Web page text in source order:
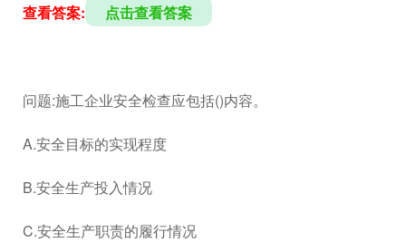
查看答案: 点击查看答案
问题:施工企业安全检查应包括()内容。
A.安全目标的实现程度
B.安全生产投入情况
C.安全生产职责的履行情况